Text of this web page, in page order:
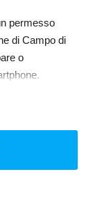
permesso
di Campo di
o